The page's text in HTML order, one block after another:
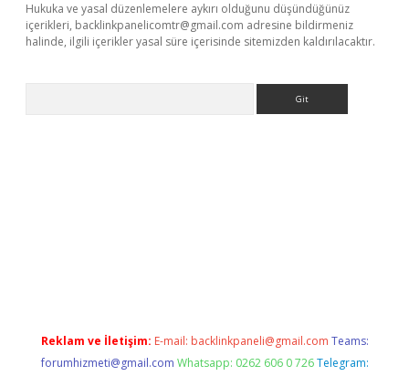
Hukuka ve yasal düzenlemelere aykırı olduğunu düşündüğünüz
içerikleri, backlinkpanelicomtr@gmail.com adresine bildirmeniz
halinde, ilgili içerikler yasal süre içerisinde sitemizden kaldırılacaktır.
Reklam ve İletişim: E-mail: backlinkpaneli@gmail.com Teams:
forumhizmeti@gmail.com Whatsapp: 0262 606 0 726 Telegram: